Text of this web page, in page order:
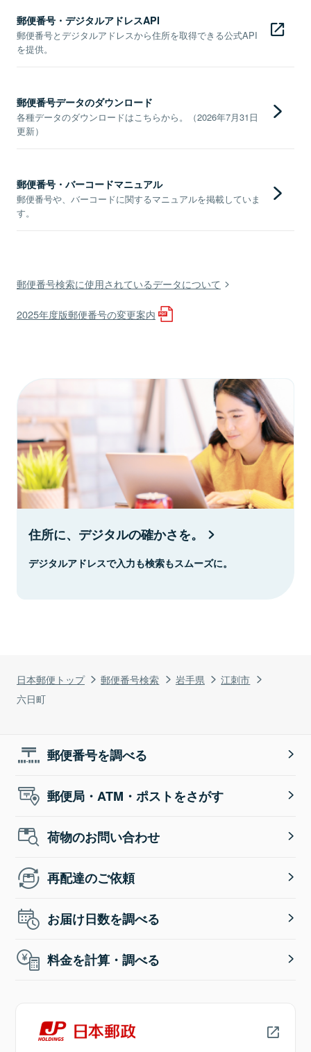
日本郵便トップ 郵便番号検索 岩手県
江刺市
六日町
郵便番号・デジタルアドレスAPI
郵便番号とデジタルアドレスから住所を取得できる公式API
を提供。
郵便番号データのダウンロード
各種データのダウンロードはこちらから。（2026年7月31日
更新）
郵便番号・バーコードマニュアル
郵便番号や、バーコードに関するマニュアルを掲載していま
す。
郵便番号検索に使用されているデータについて
2025年度版郵便番号の変更案内
住所に、デジタルの確かさを。
デジタルアドレスで入力も検索もスムーズに。
郵便番号を調べる
郵便局・ATM・ポストをさがす
荷物のお問い合わせ
再配達のご依頼
お届け日数を調べる
料金を計算・調べる